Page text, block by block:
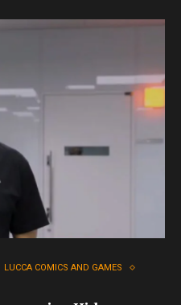
LUCCA COMICS AND GAMES